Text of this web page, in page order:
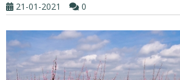
21-01-2021
0